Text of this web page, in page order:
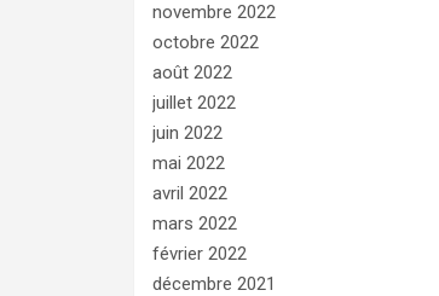
novembre 2022
octobre 2022
août 2022
juillet 2022
juin 2022
mai 2022
avril 2022
mars 2022
février 2022
décembre 2021